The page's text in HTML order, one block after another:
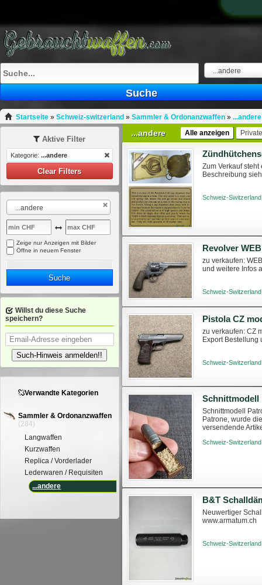
...andere
Suche
Startseite» Schweiz-switzerland » Sammler & Ordonanzwaffen» ...andere
...andere Alle anzeigen Private
Zum Verkauf
Beschreibung
Schweiz-
Revolver
zu verkaufen:
und weitere Infos
Schweiz-
Pistola CZ
zu verkaufen: CZ
Export Bestellung
Schweiz-
Schnittmodell
Schnittmodell
Patrone, wurde
versendende
Schweiz-
B&T
Neuwertiger
www.armatum.ch
Schweiz-
Aktive Filter
Kategorie: ...andere
Clear Filters
...andere
Zeige nur Anzeigen mit Bilder
Öffne in neuem Fenster
Suche
Willst du diese Suche
speichern?
Such-Hinweis anmelden!!
Verwandte Kategorien
Sammler & Ordonanzwaffen
(284)
Langwaffen
Kurzwaffen
Replica / Vorderlader
Lederwaren / Requisiten
...andere